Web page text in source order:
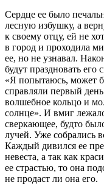
Сердце ее было
лесную избушку, а
к своему отцу, ей не
в город и проходила
ее, но не узнавал.
будут праздновать его
«Я попытаюсь, может
справляли первый
волшебное кольцо и
солнце». И вмиг
сверкающее, будто
лучей. Уже собрались
Каждый дивился ее
невеста, а так как
ее страстью, то она
не продаст ли она его.